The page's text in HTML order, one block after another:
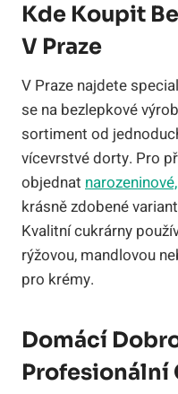
Kde Koupit
V Praze
V Praze najdete
se na bezlepkové
sortiment od
vícevrstvé dorty. Pro
objednat
krásně zdobené
Kvalitní cukrárny
rýžovou, mandlovou
pro krémy.
Domácí
Profesionální